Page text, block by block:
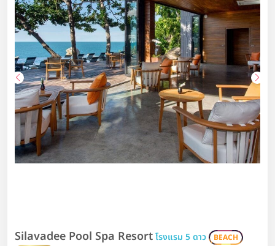
Silavadee Pool Spa Resortโรงแรม 5 ดาว
BEACH